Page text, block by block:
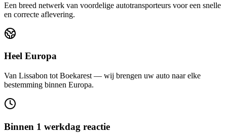
Een breed netwerk van voordelige autotransporteurs voor een snelle
en correcte aflevering.
Heel Europa
Van Lissabon tot Boekarest — wij brengen uw auto naar elke
bestemming binnen Europa.
Binnen 1 werkdag reactie